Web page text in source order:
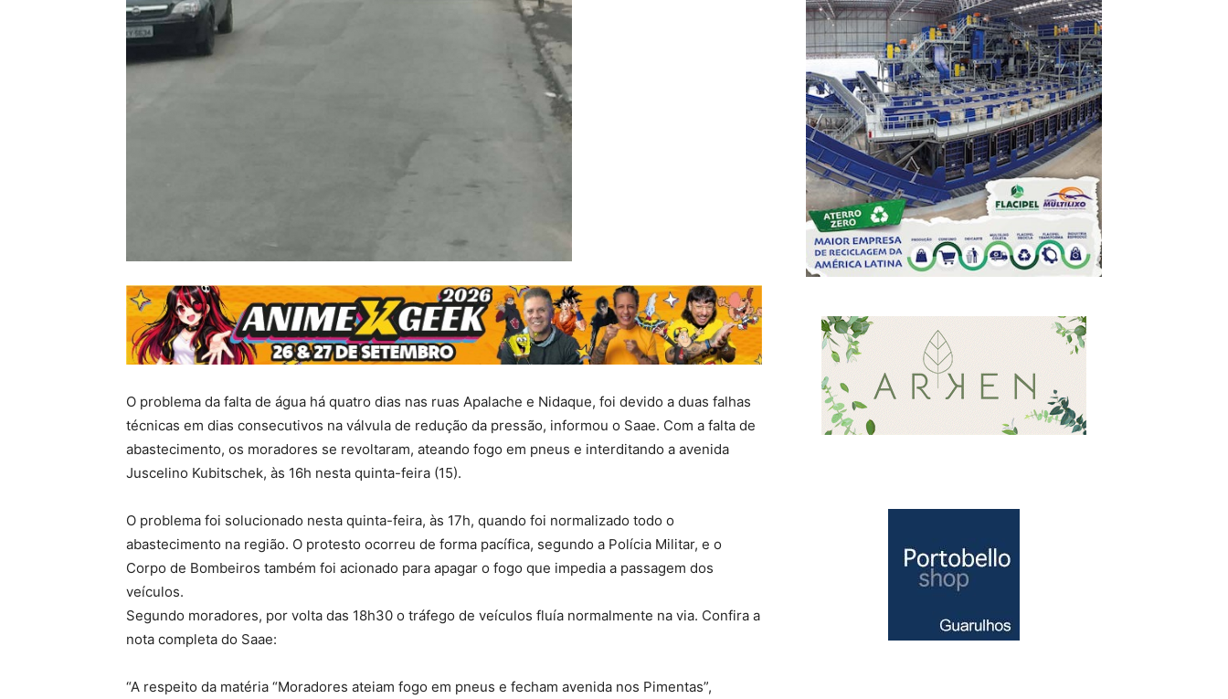
O problema da falta de água há quatro dias nas ruas Apalache e Nidaque, foi devido a duas falhas
técnicas em dias consecutivos na válvula de redução da pressão, informou o Saae. Com a falta de
abastecimento, os moradores se revoltaram, ateando fogo em pneus e interditando a avenida
Juscelino Kubitschek, às 16h nesta quinta-feira (15).
O problema foi solucionado nesta quinta-feira, às 17h, quando foi normalizado todo o
abastecimento na região. O protesto ocorreu de forma pacífica, segundo a Polícia Militar, e o
Corpo de Bombeiros também foi acionado para apagar o fogo que impedia a passagem dos
veículos.
Segundo moradores, por volta das 18h30 o tráfego de veículos fluía normalmente na via. Confira a
nota completa do Saae:
“A respeito da matéria “Moradores ateiam fogo em pneus e fecham avenida nos Pimentas”,